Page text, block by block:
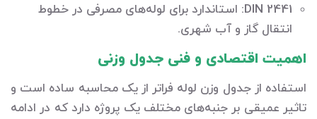
DIN 2441: استاندارد برای لوله‌های مصرفی در خطوط
انتقال گاز و آب شهری.
اهمیت اقتصادی و فنی جدول وزنی
استفاده از جدول وزن لوله فراتر از یک محاسبه ساده است و
تاثیر عمیقی بر جنبه‌های مختلف یک پروژه دارد که در ادامه